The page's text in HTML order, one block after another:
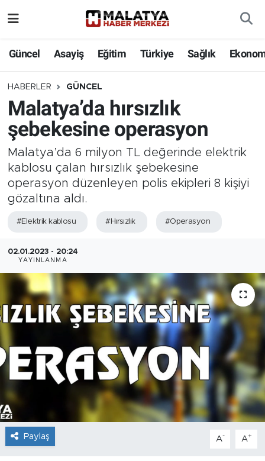
Güncel Asayiş Eğitim Türkiye Sağlık
HABERLER GÜNCEL
Malatya’da hırsızlık
şebekesine operasyon
Malatya’da 6 milyon TL değerinde elektrik
kablosu çalan hırsızlık şebekesine
operasyon düzenleyen polis ekipleri 8 kişiyi
gözaltına aldı.
#Elektrik kablosu #Hırsızlık #Operasyon
02.01.2023 - 20:24
YAYINLANMA
Paylaş A- A+
Eğitim
Türkiye
Sağlık
Ekonomi
Güncel
Kültür
Teknoloji
İş İlanları
Dünya
Spor
Yazıhan
Yeşilyurt